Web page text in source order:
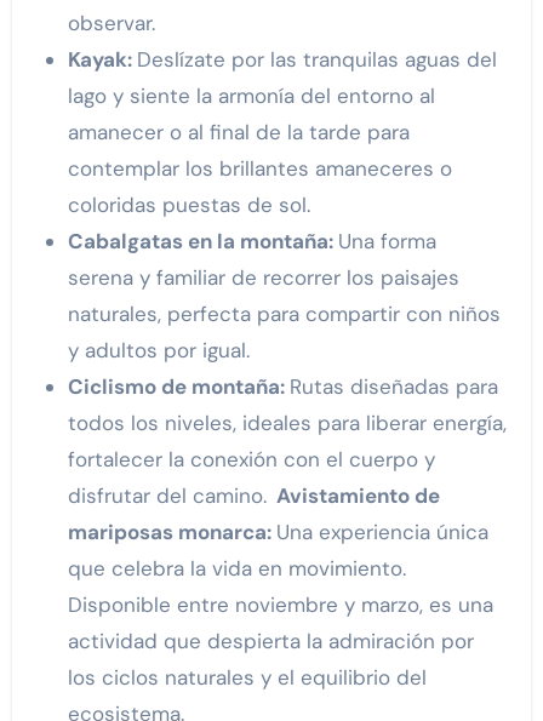
observar.
Kayak: Deslízate por las tranquilas aguas del
lago y siente la armonía del entorno al
amanecer o al final de la tarde para
contemplar los brillantes amaneceres o
coloridas puestas de sol.
Cabalgatas en la montaña: Una forma
serena y familiar de recorrer los paisajes
naturales, perfecta para compartir con niños
y adultos por igual.
Ciclismo de montaña: Rutas diseñadas para
todos los niveles, ideales para liberar energía,
fortalecer la conexión con el cuerpo y
disfrutar del camino.Avistamiento de
mariposas monarca: Una experiencia única
que celebra la vida en movimiento.
Disponible entre noviembre y marzo, es una
actividad que despierta la admiración por
los ciclos naturales y el equilibrio del
ecosistema.